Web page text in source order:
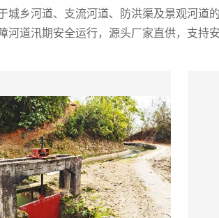
乡河道、支流河道、防洪渠及景观河道
道汛期安全运行，源头厂家直供，支持